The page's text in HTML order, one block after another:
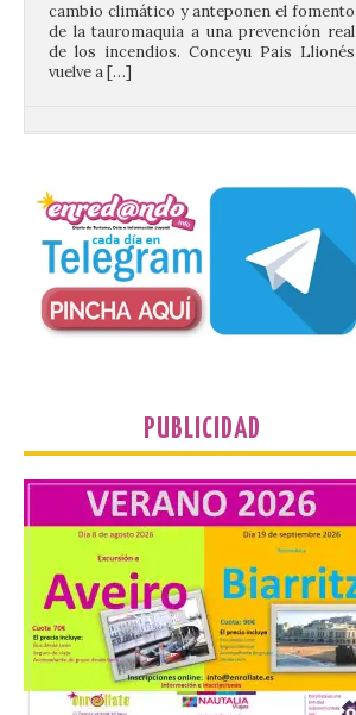
vuelve a […]
a pie o en transporte
vehículo privado para el
eclipse
8 Ago 2026
El TUS cuenta con líneas
que llegan a la zona en
reforzará la movilidad con un servicio
especial de lanzaderas desde el PCTCAN
a Ciriego. El Ayuntamiento de […]
Turismo de Extremadura
impulsa nuevas
iniciativas relacionadas
con el trío de eclipses para
afianzar a Extremadura
como referente en
astroturismo
PUBLICIDAD